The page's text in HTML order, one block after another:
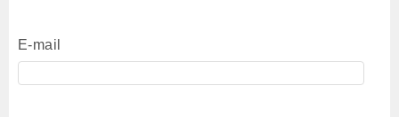
E-mail